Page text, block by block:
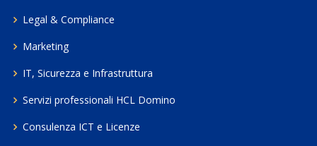
Legal & Compliance
Marketing
IT, Sicurezza e Infrastruttura
Servizi professionali HCL Domino
Consulenza ICT e Licenze